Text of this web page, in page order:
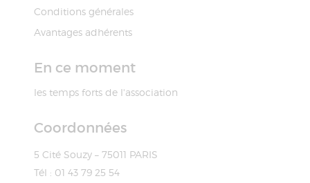
Conditions générales
Avantages adhérents
En ce moment
les temps forts de l'association
Coordonnées
5 Cité Souzy – 75011 PARIS
Tél : 01 43 79 25 54